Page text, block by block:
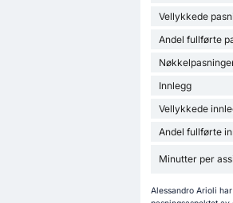
Vellykkede
Andel fullførte
Innlegg
Vellykkede
Andel fullførte
Minutter per
Alessandro Arioli